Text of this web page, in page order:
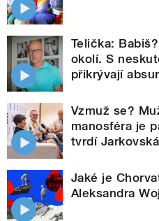
Telička:
okolí. S
přikrývají
Vzmuž se?
manosféra je
tvrdí
Jaké je
Aleksandra